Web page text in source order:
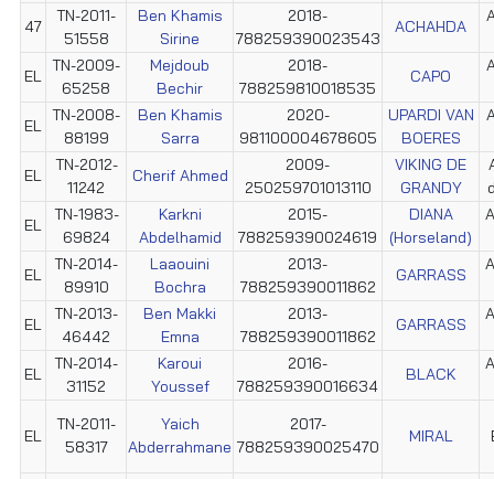
47
TN-2011-
51558
Ben Khamis
Sirine
2018-
788259390023543
ACHAHDA
EL
TN-2009-
65258
Mejdoub
Bechir
2018-
788259810018535
CAPO
EL
TN-2008-
88199
Ben Khamis
Sarra
2020-
981100004678605
UPARDI VAN
BOERES
EL
TN-2012-
11242
Cherif Ahmed
2009-
250259701013110
VIKING DE
GRANDY
EL
TN-1983-
69824
Karkni
Abdelhamid
2015-
788259390024619
DIANA
(Horseland)
EL
TN-2014-
89910
Laaouini
Bochra
2013-
788259390011862
GARRASS
EL
TN-2013-
46442
Ben Makki
Emna
2013-
788259390011862
GARRASS
EL
TN-2014-
31152
Karoui
Youssef
2016-
788259390016634
BLACK
EL
TN-2011-
58317
Yaich
Abderrahmane
2017-
788259390025470
MIRAL